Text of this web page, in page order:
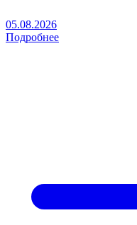
05.08.2026
Подробнее